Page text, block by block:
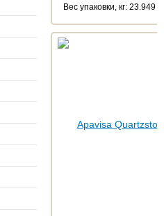
Веc упаковки, кг: 23.949